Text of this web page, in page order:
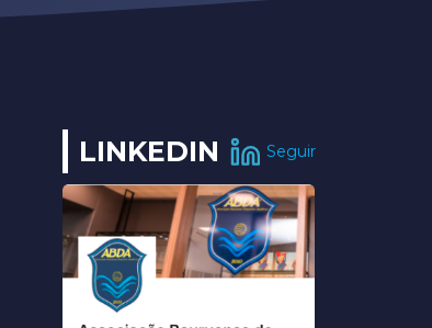
LINKEDIN Seguir